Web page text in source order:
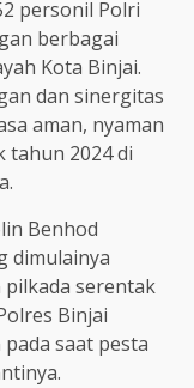
personil Polri
berbagai
Kota Binjai.
dan sinergitas
aman, nyaman
tahun 2024 di
Benhod
dimulainya
serentak
Binjai
saat pesta